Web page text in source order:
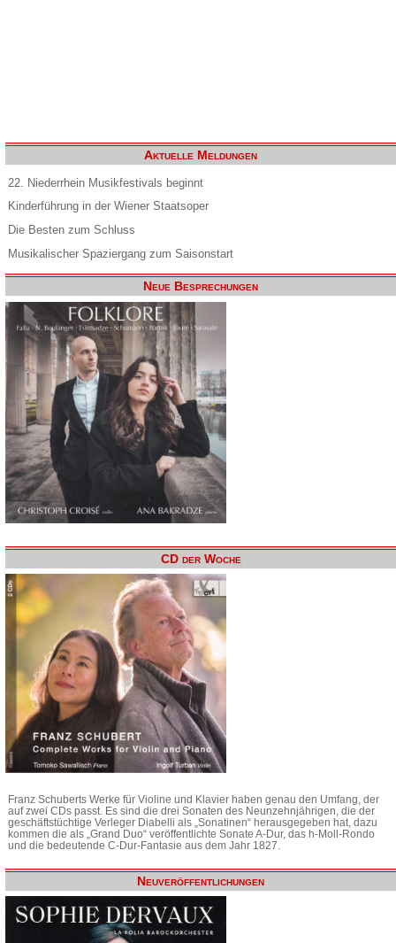
Aktuelle Meldungen
22. Niederrhein Musikfestivals beginnt
Kinderführung in der Wiener Staatsoper
Die Besten zum Schluss
Musikalischer Spaziergang zum Saisonstart
Neue Besprechungen
CD der Woche
Franz Schuberts Werke für Violine und Klavier haben genau den Umfang, der
auf zwei CDs passt. Es sind die drei Sonaten des Neunzehnjährigen, die der
geschäftstüchtige Verleger Diabelli als „Sonatinen“ herausgegeben hat, dazu
kommen die als „Grand Duo“ veröffentlichte Sonate A-Dur, das h-Moll-Rondo
und die bedeutende C-Dur-Fantasie aus dem Jahr 1827.
Neuveröffentlichungen